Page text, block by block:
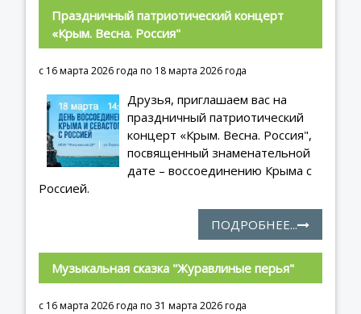
Праздничный патриотический концерт
«Крым. Весна. Россия"
с 16 марта 2026 года по 18 марта 2026 года
Друзья, приглашаем вас на
праздничный патриотический
концерт «Крым. Весна. Россия",
посвященный знаменательной
дате – воссоединению Крыма с
Россией.
ПОДРОБНЕЕ...
Музыкальная сказка "Журавлиные перья"
с 16 марта 2026 года по 31 марта 2026 года